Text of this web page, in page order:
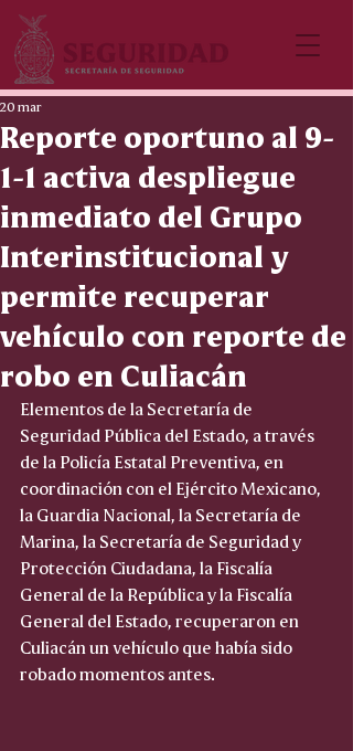
Reporte oportuno al 9-
1-1 activa despliegue
inmediato del Grupo
Interinstitucional y
permite recuperar
vehículo con reporte de
robo en Culiacán
20 mar
Elementos de la Secretaría de
Seguridad Pública del Estado, a través
de la Policía Estatal Preventiva, en
coordinación con el Ejército Mexicano,
la Guardia Nacional, la Secretaría de
Marina, la Secretaría de Seguridad y
Protección Ciudadana, la Fiscalía
General de la República y la Fiscalía
General del Estado, recuperaron en
Culiacán un vehículo que había sido
robado momentos antes.